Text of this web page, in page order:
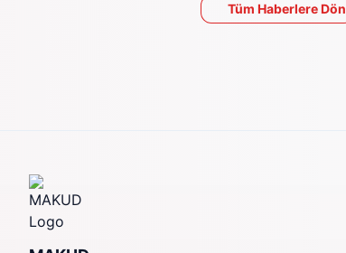
Tüm Haberlere Dön